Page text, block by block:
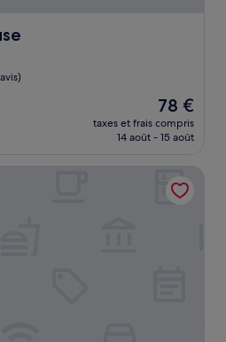
Le
nouveau
prix
de
78 €
78 €
taxes et frais compris
14 août - 15 août